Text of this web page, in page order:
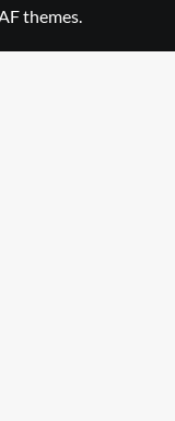
themes.